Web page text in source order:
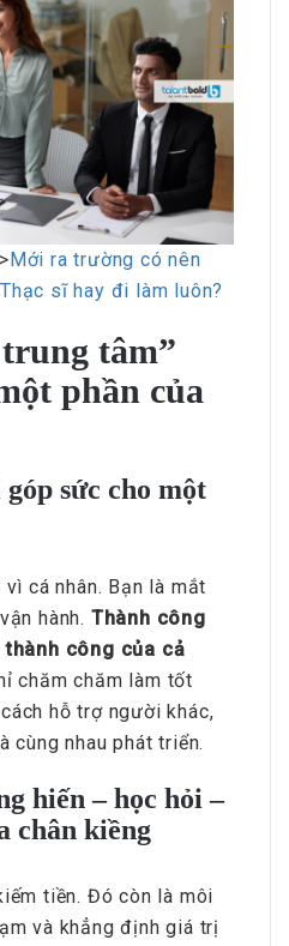
Mới ra trường có nên
sĩ hay đi làm luôn?
tâm”
phần của
sức cho một
cá nhân. Bạn là mắt
hành. Thành công
công của cả
chăm chăm làm tốt
hỗ trợ người khác,
cùng nhau phát triển.
hiến – học hỏi –
chân kiềng
tiền. Đó còn là môi
và khẳng định giá trị